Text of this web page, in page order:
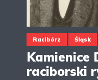
Racibórz Śląsk
Kamienice
raciborski